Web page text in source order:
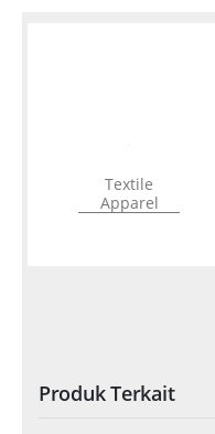
Textile
Apparel
Produk Terkait